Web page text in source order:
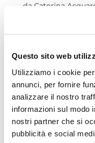
Questo sito web
Utilizziamo i cookie
annunci, per fornire
analizzare il nostro
informazioni sul modo
nostri partner che si
pubblicità e social
da Caterina
dal fascino
cercando
durante la tua
un’escursione
più suggestivi
scoprire la